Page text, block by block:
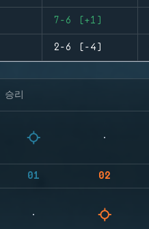
7-6 (+1)
2-6 (-4)
리
01 02